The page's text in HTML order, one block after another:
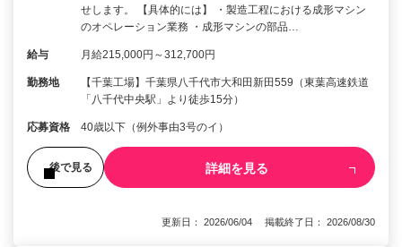
せします。 【具体的には】 ・製造工程における成形マシン
のオペレーション業務 ・成形マシンの部品…
給与 月給215,000円～312,700円
勤務地
【千葉工場】千葉県八千代市大和田新田559（東葉高速鉄道
「八千代中央駅」より徒歩15分）
応募資格 40歳以下（例外事由3号のイ）
後で見る 詳細を見る
更新日： 2026/06/04 掲載終了日： 2026/08/30